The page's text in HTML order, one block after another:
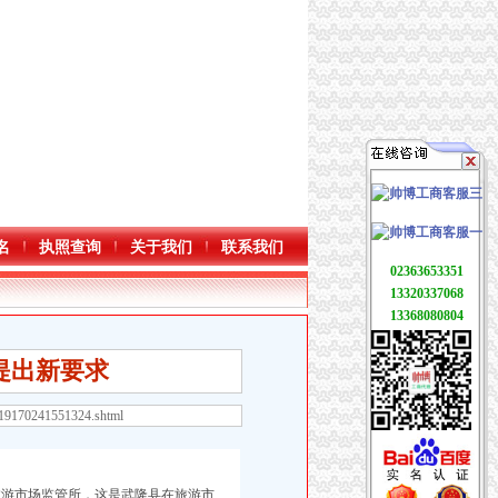
执照查询 关于我们 联系我们
出新要求
市场监管所，这是武隆县在旅游市
02363653351
13320337068
13368080804